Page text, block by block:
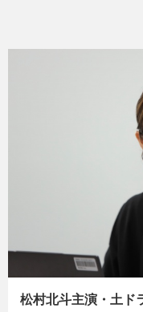
松村北斗主演・土